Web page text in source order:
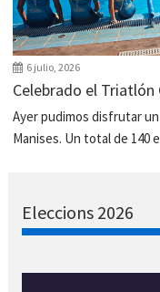
6 julio, 2026
Celebrado el Triatlón
Ayer pudimos disfrutar
Manises. Un total de 140
Eleccions 2026